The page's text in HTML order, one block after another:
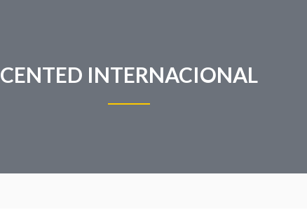
CENTED INTERNACIONAL